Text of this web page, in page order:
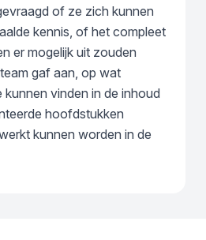
of ze zich kunnen
kennis, of het compleet
er mogelijk uit zouden
gaf aan, op wat
vinden in de inhoud
hoofdstukken
kunnen worden in de